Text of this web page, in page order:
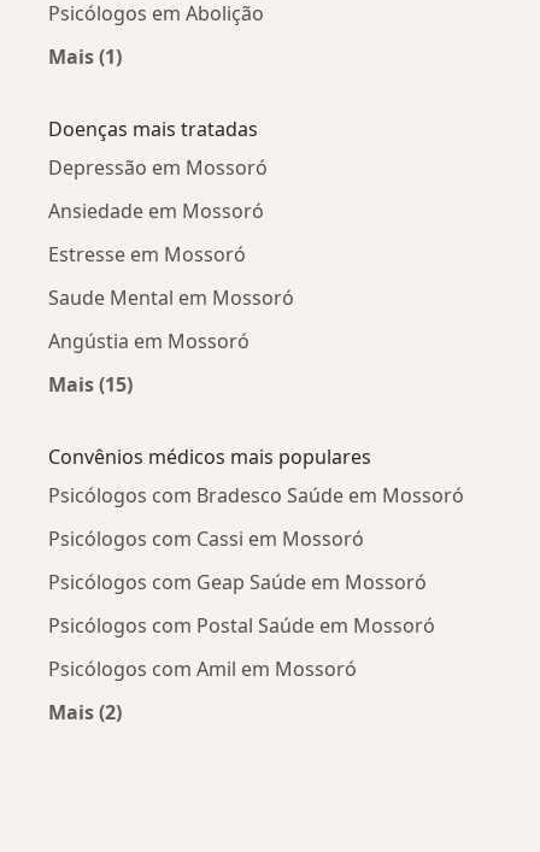
Psicólogos em Abolição
Mais (1)
Doenças mais tratadas
Depressão em Mossoró
Ansiedade em Mossoró
Estresse em Mossoró
Saude Mental em Mossoró
Angústia em Mossoró
Mais (15)
Convênios médicos mais populares
Psicólogos com Bradesco Saúde em Mossoró
Psicólogos com Cassi em Mossoró
Psicólogos com Geap Saúde em Mossoró
Psicólogos com Postal Saúde em Mossoró
Psicólogos com Amil em Mossoró
Mais (2)